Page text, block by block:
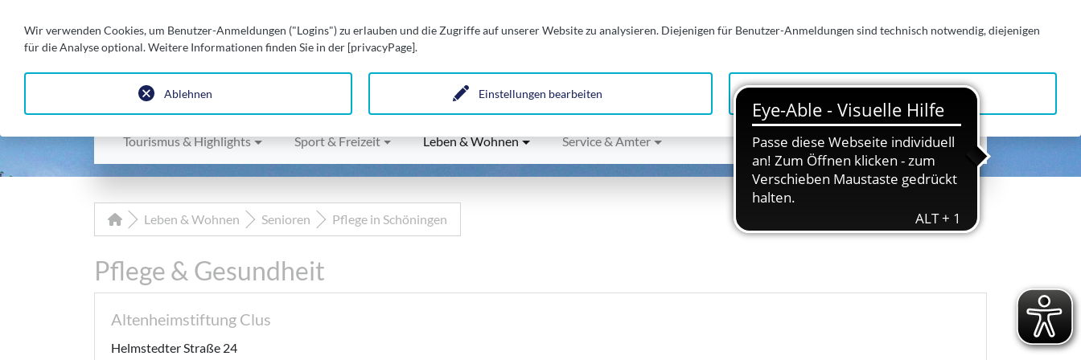
STADT DER SPEERE
Tourismus & Highlights Sport & Freizeit Leben & Wohnen Service & Ämter
Leben & Wohnen Senioren Pflege in Schöningen
Pflege & Gesundheit
Altenheimstiftung Clus
Helmstedter Straße 24
Wir verwenden Cookies, um Benutzer-Anmeldungen ("Logins") zu erlauben und die Zugriffe auf unserer Website zu analysieren. Diejenigen für Benutzer-Anmeldungen sind technisch notwendig, diejenigen
für die Analyse optional. Weitere Informationen finden Sie in der [privacyPage].
Einstellungen bearbeiten
Ablehnen